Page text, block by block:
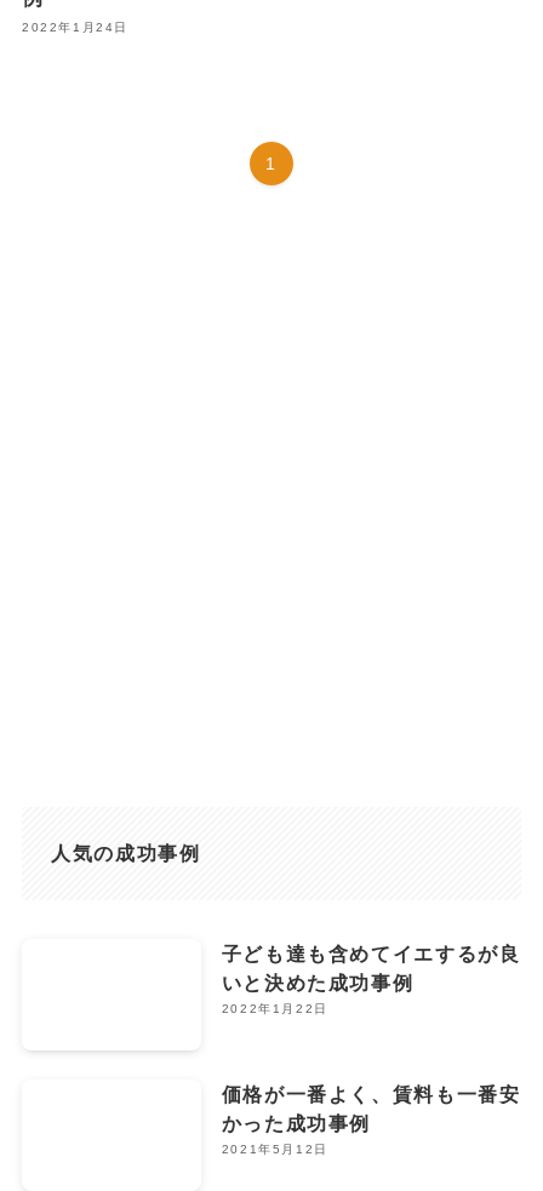
2022年1月24日
1
人気の成功事例
子ども達も含めてイエするが良
いと決めた成功事例
2022年1月22日
価格が一番よく、賃料も一番安
かった成功事例
2021年5月12日